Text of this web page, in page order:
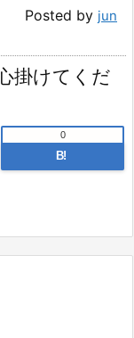
Posted by jun
掛けてくだ
B!
0